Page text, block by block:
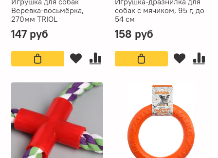
Веревка-восьмёрка,
270мм TRIOL
147 руб
собак с мячиком, 95 г, до
54 см
158 руб